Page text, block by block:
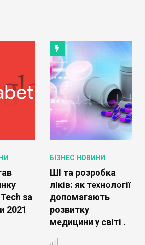
за
2021
БІЗНЕС НОВИНИ
ШІ та розробка
ліків: як технології
допомагають
розвитку
медицини у світі .